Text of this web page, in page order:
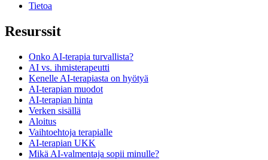
Tietoa
Resurssit
Onko AI-terapia turvallista?
AI vs. ihmisterapeutti
Kenelle AI-terapiasta on hyötyä
AI-terapian muodot
AI-terapian hinta
Verken sisällä
Aloitus
Vaihtoehtoja terapialle
AI-terapian UKK
Mikä AI-valmentaja sopii minulle?